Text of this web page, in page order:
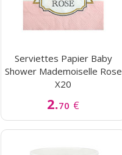
Serviettes Papier Baby
Shower Mademoiselle Rose
X20
2.70 €